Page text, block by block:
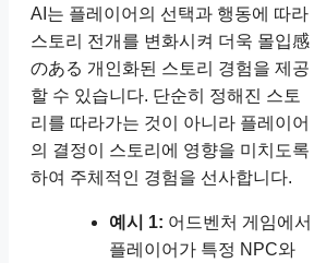
AI는 플레이어의 선택과 행동에 따라
스토리 전개를 변화시켜 더욱 몰입感
のある 개인화된 스토리 경험을 제공
할 수 있습니다. 단순히 정해진 스토
리를 따라가는 것이 아니라 플레이어
의 결정이 스토리에 영향을 미치도록
하여 주체적인 경험을 선사합니다.
예시 1: 어드벤처 게임에서
플레이어가 특정 NPC와